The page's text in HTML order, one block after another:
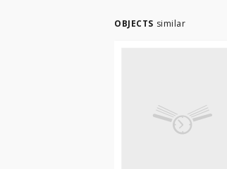
OBJECTS similar